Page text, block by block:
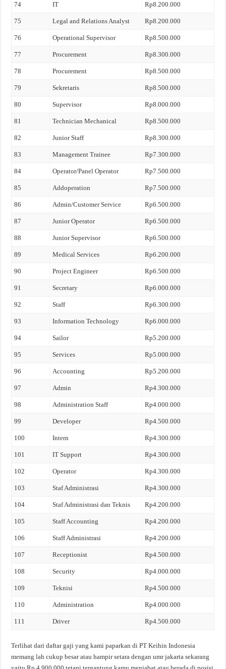
74 IT Rp8.200.000
75 Legal and Relations Analyst Rp8.200.000
76 Operational Supervisor Rp8.500.000
77 Procurement Rp8.300.000
78 Procurement Rp8.500.000
79 Sekretaris Rp8.500.000
80 Supervisor Rp8.000.000
81 Technician Mechanical Rp8.500.000
82 Junior Staff Rp8.300.000
83 Management Trainee Rp7.300.000
84 Operator/Panel Operator Rp7.500.000
85 Addoperation Rp7.500.000
86 Admin/Customer Service Rp6.500.000
87 Junior Operator Rp6.500.000
88 Junior Supervisor Rp6.500.000
89 Medical Services Rp6.200.000
90 Project Engineer Rp6.500.000
91 Secretary Rp6.000.000
92 Staff Rp6.300.000
93 Information Technology Rp6.000.000
94 Sailor Rp5.200.000
95 Services Rp5.000.000
96 Accounting Rp5.200.000
97 Admin Rp4.300.000
98 Administration Staff Rp4.000.000
99 Developer Rp4.500.000
100 Intern Rp4.300.000
101 IT Support Rp4.300.000
102 Operator Rp4.300.000
103 Staf Administrasi Rp4.300.000
104 Staf Administrasi dan Teknis Rp4.200.000
105 Staff Accounting Rp4.200.000
106 Staff Administrasi Rp4.200.000
107 Receptionist Rp4.500.000
108 Security Rp4.000.000
109 Teknisi Rp4.500.000
110 Administration Rp4.000.000
111 Driver Rp4.500.000
Terlihat dari daftar gaji yang kami paparkan di PT Keihin Indonesia
memang lah cukup besar atau hampir setara dengan umr jakarta sekarang
yaitu Rp 4.900.000 tetapi tergantung kamu menjabat atau berada di posisi